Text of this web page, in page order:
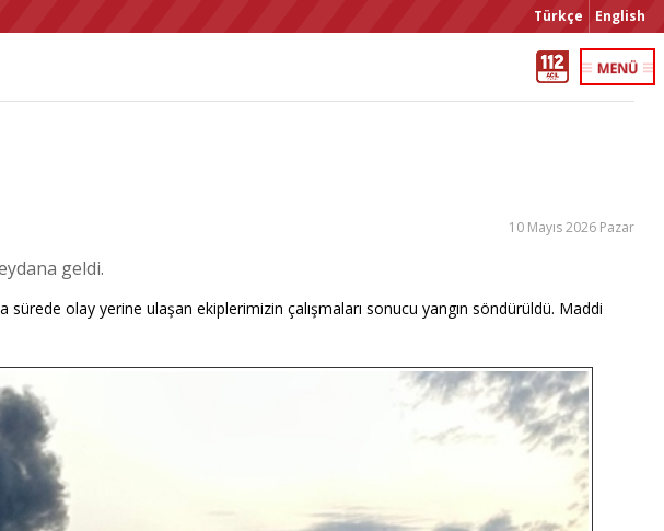
Türkçe English
10 Mayıs 2026 Pazar
geldi.
sürede olay yerine ulaşan ekiplerimizin çalışmaları sonucu yangın söndürüldü. Maddi